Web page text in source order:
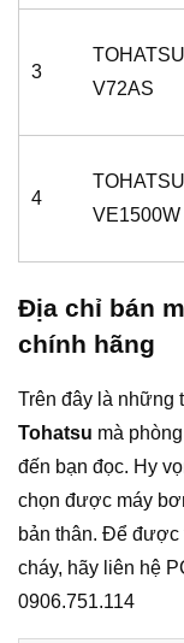
3
TOHATSU
V72AS
4
TOHATSU
VE1500W
Địa chỉ bán
chính hãng
Trên đây là những
Tohatsu mà
đến bạn đọc. Hy
chọn được máy
bản thân. Để được
cháy, hãy liên hệ
0906.751.114